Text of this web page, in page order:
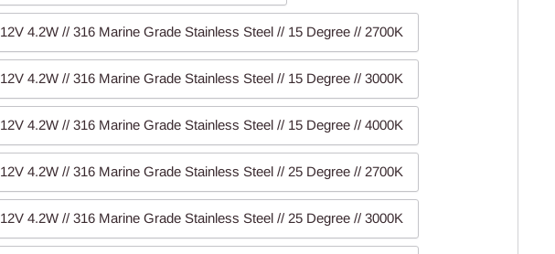
12V 4.2W // 316 Marine Grade Stainless Steel // 15 Degree // 2700K
12V 4.2W // 316 Marine Grade Stainless Steel // 15 Degree // 3000K
12V 4.2W // 316 Marine Grade Stainless Steel // 15 Degree // 4000K
12V 4.2W // 316 Marine Grade Stainless Steel // 25 Degree // 2700K
12V 4.2W // 316 Marine Grade Stainless Steel // 25 Degree // 3000K